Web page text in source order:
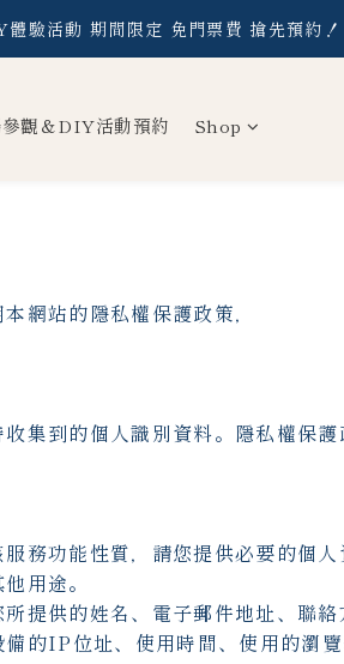
驗活動 期間限定 免門票費 搶先預約！
驗活動 期間限定 免門票費 搶先預約！
驗活動 期間限定 免門票費 搶先預約！
觀＆DIY活動預約 Shop
網站的隱私權保護政策，
集到的個人識別資料。隱私權保
務功能性質，請您提供必要的個
用途。
提供的姓名、電子郵件地址、聯絡
的IP位址、使用時間、使用的瀏